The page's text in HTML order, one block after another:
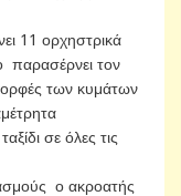
11 ορχηστρικά
παρασέρνει τον
των κυμάτων
σε όλες τις
ο ακροατής